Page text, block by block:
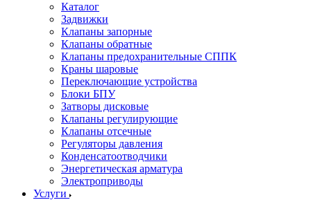
Каталог
Задвижки
Клапаны запорные
Клапаны обратные
Клапаны предохранительные СППК
Краны шаровые
Переключающие устройства
Блоки БПУ
Затворы дисковые
Клапаны регулирующие
Клапаны отсечные
Регуляторы давления
Конденсатоотводчики
Энергетическая арматура
Электроприводы
Услуги